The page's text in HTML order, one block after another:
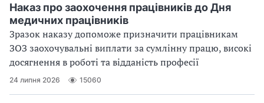
Наказ про заохочення працівників до Дня
медичних працівників
Зразок наказу допоможе призначити працівникам
ЗОЗ заохочувальні виплати за сумлінну працю, високі
досягнення в роботі та відданість професії
24 липня 2026 15060